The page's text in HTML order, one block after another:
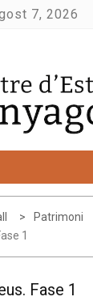
7, 2026
Patrimoni
1
Fase 1